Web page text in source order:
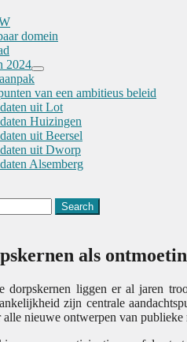
domein
2024
Menu
van een ambitieus beleid
uit Lot
Huizingen
uit Beersel
uit Dworp
Alsemberg
als
dorpskernen liggen er al jaren
zijn centrale
alle nieuwe ontwerpen van publieke